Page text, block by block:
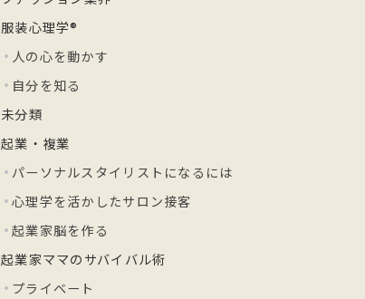
服装心理学®
人の心を動かす
自分を知る
未分類
起業・複業
パーソナルスタイリストになるには
心理学を活かしたサロン接客
起業家脳を作る
起業家ママのサバイバル術
プライベート